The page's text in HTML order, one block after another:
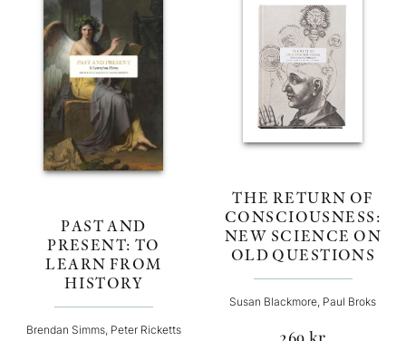
PAST AND
PRESENT: TO
LEARN FROM
HISTORY
Brendan Simms, Peter Ricketts
THE RETURN OF
CONSCIOUSNESS:
NEW SCIENCE ON
OLD QUESTIONS
Susan Blackmore, Paul Broks